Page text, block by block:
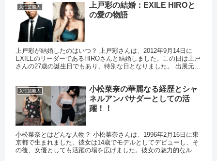
女性芸能人
上戸彩の結婚：EXILE HIROと
の愛の物語
上戸彩が結婚したのはいつ？ 上戸彩さんは、2012年9月14日に
EXILEのリーダーであるHIROさんと結婚しました。この日は上戸
さんの27歳の誕生日でもあり、特別な日となりました。 出展元：
女性芸能人
小松菜奈の華麗なる経歴とシャ
ネルアンバサダーとしての活
躍！！
小松菜奈とはどんな人物？ 小松菜奈さんは、1996年2月16日に東
京都で生まれました。彼女は14歳でモデルとしてデビューし、そ
の後、女優としても活躍の場を広げました。彼女の魅力的なルッ